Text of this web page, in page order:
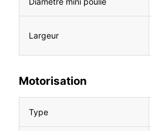
Largeur
Motorisation
Type